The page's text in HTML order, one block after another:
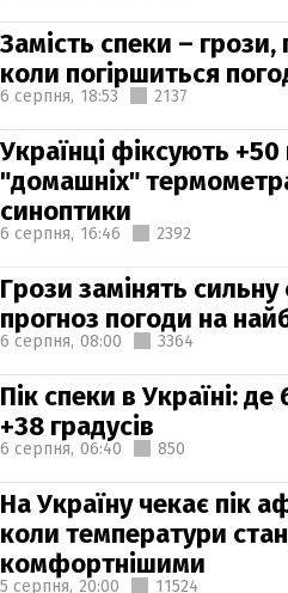
Замість спеки – грози,
коли погіршиться
6 серпня, 18:53 2137
Українці фіксують +50
"домашніх"
синоптики
6 серпня, 16:46 2392
Грози замінять
прогноз погоди на
6 серпня, 08:00 3364
Пік спеки в Україні:
+38 градусів
6 серпня, 06:40 850
На Україну чекає пік
коли температури
комфортнішими
5 серпня, 20:00 11524